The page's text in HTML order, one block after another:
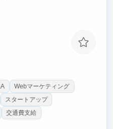
集結。オフィスに来るだ
ることができます。過
す。
Webマーケティング
スタートアップ
交通費支給